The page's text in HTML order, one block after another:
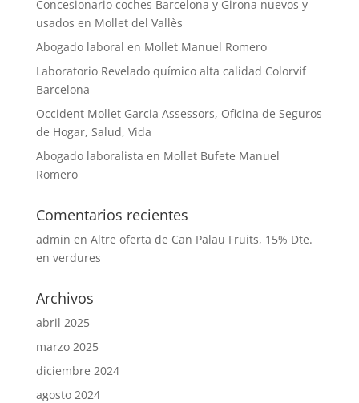
Concesionario coches Barcelona y Girona nuevos y
usados en Mollet del Vallès
Abogado laboral en Mollet Manuel Romero
Laboratorio Revelado químico alta calidad Colorvif
Barcelona
Occident Mollet Garcia Assessors, Oficina de Seguros
de Hogar, Salud, Vida
Abogado laboralista en Mollet Bufete Manuel
Romero
Comentarios recientes
admin en Altre oferta de Can Palau Fruits, 15% Dte.
en verdures
Archivos
abril 2025
marzo 2025
diciembre 2024
agosto 2024